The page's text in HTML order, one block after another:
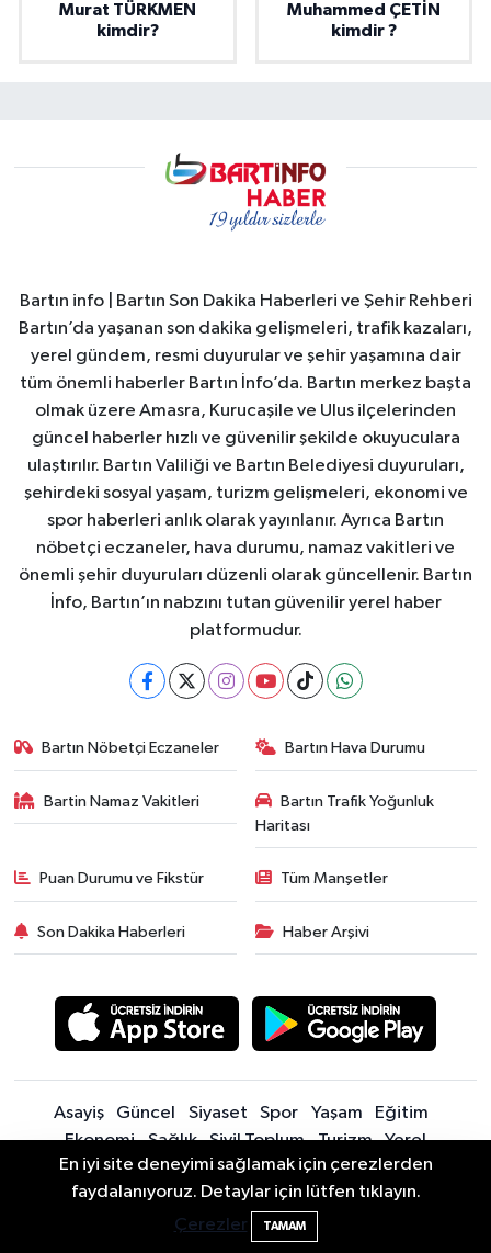
Murat TÜRKMEN
kimdir?
Muhammed ÇETİN
kimdir ?
Bartın info | Bartın Son Dakika Haberleri ve Şehir Rehberi
Bartın’da yaşanan son dakika gelişmeleri, trafik kazaları,
yerel gündem, resmi duyurular ve şehir yaşamına dair
tüm önemli haberler Bartın İnfo’da. Bartın merkez başta
olmak üzere Amasra, Kurucaşile ve Ulus ilçelerinden
güncel haberler hızlı ve güvenilir şekilde okuyuculara
ulaştırılır. Bartın Valiliği ve Bartın Belediyesi duyuruları,
şehirdeki sosyal yaşam, turizm gelişmeleri, ekonomi ve
spor haberleri anlık olarak yayınlanır. Ayrıca Bartın
nöbetçi eczaneler, hava durumu, namaz vakitleri ve
önemli şehir duyuruları düzenli olarak güncellenir. Bartın
İnfo, Bartın’ın nabzını tutan güvenilir yerel haber
platformudur.
Bartın Nöbetçi Eczaneler Bartın Hava Durumu
Bartin Namaz Vakitleri
Bartın Trafik Yoğunluk
Haritası
Puan Durumu ve Fikstür Tüm Manşetler
Son Dakika Haberleri Haber Arşivi
Asayiş Güncel Siyaset Spor Yaşam
Eğitim
Ekonomi
Sağlık Sivil Toplum Turizm Yerel
Sitede yayınlanan içerik ve yorumlardan yazarları sorumludur.
Yayınlanan yorumlardan Bartın Son Dakika Haberleri | Bartın Haber |
En iyi site deneyimi sağlamak için çerezlerden
faydalanıyoruz. Detaylar için lütfen tıklayın.
Çerezler
TAMAM
Bartın'da Şafak Operasyonu: 5 Gözaltı, 4
Şüpheli Aranıyor